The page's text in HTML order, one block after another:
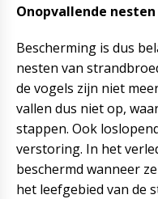
Onopvallende
Bescherming is dus
nesten van
de vogels zijn niet
vallen dus niet op,
stappen. Ook
verstoring. In het
beschermd wanneer
het leefgebied van de